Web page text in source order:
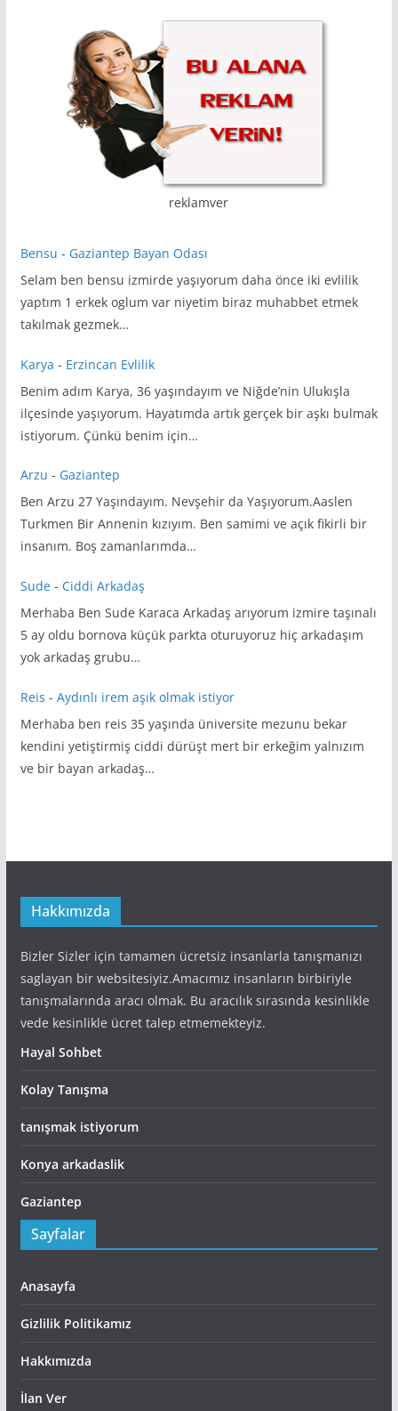
reklamver
Bensu - Gaziantep Bayan Odası
Selam ben bensu izmirde yaşıyorum daha önce iki evlilik
yaptım 1 erkek oglum var niyetim biraz muhabbet etmek
takılmak gezmek…
Karya - Erzincan Evlilik
Benim adım Karya, 36 yaşındayım ve Niğde’nin Ulukışla
ilçesinde yaşıyorum. Hayatımda artık gerçek bir aşkı bulmak
istiyorum. Çünkü benim için…
Arzu - Gaziantep
Ben Arzu 27 Yaşındayım. Nevşehir da Yaşıyorum.Aaslen
Turkmen Bir Annenin kızıyım. Ben samimi ve açık fikirli bir
insanım. Boş zamanlarımda…
Sude- Ciddi Arkadaş
Merhaba Ben Sude Karaca Arkadaş arıyorum izmire taşınalı
5 ay oldu bornova küçük parkta oturuyoruz hiç arkadaşım
yok arkadaş grubu…
Reis - Aydınlı irem aşık olmak istiyor
Merhaba ben reis 35 yaşında üniversite mezunu bekar
kendini yetiştirmiş ciddi dürüşt mert bir erkeğim yalnızım
ve bir bayan arkadaş…
Hakkımızda
Bizler Sizler için tamamen ücretsiz insanlarla tanışmanızı
saglayan bir websitesiyiz.Amacımız insanların birbiriyle
tanışmalarında aracı olmak. Bu aracılık sırasında kesinlikle
vede kesinlikle ücret talep etmemekteyiz.
Hayal Sohbet
Kolay Tanışma
tanışmak istiyorum
Konya arkadaslik
Gaziantep
Sayfalar
Anasayfa
Gizlilik Politikamız
Hakkımızda
İlan Ver